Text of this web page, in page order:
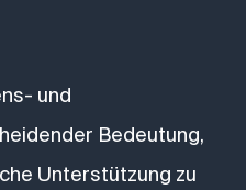
und
Bedeutung,
Unterstützung zu